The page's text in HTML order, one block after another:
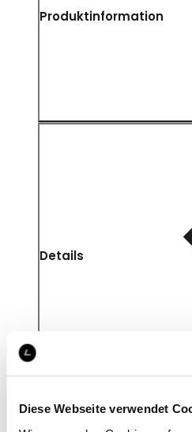
Diese Webseite verwendet
Produktinformation
Details